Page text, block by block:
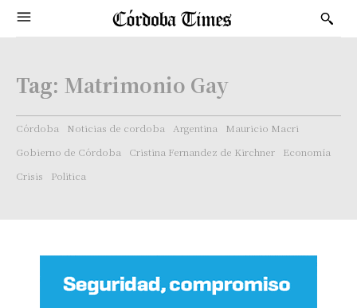
Tag: Matrimonio Gay
Córdoba Noticias de cordoba Argentina
Mauricio Macri
Gobierno de Córdoba
Cristina Fernandez de Kirchner
Economía
Crisis
Politica